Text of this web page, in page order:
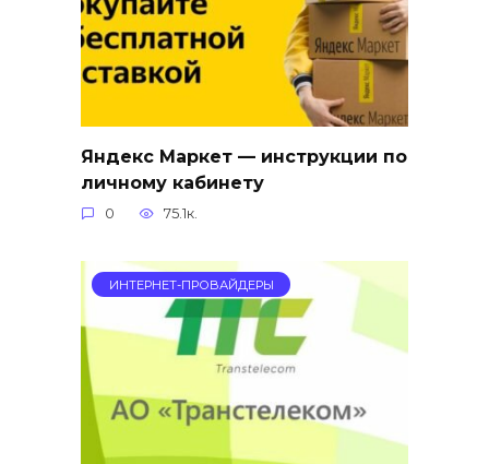
Яндекс Маркет — инструкции по
личному кабинету
0 75.1к.
ИНТЕРНЕТ-ПРОВАЙДЕРЫ